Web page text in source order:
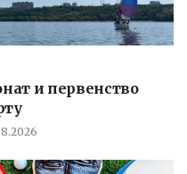
и первенство